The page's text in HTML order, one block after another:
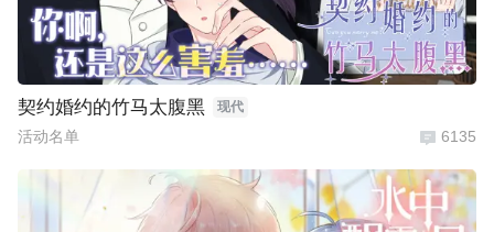
契约婚约的竹马太腹黑 现代
活动名单 6135